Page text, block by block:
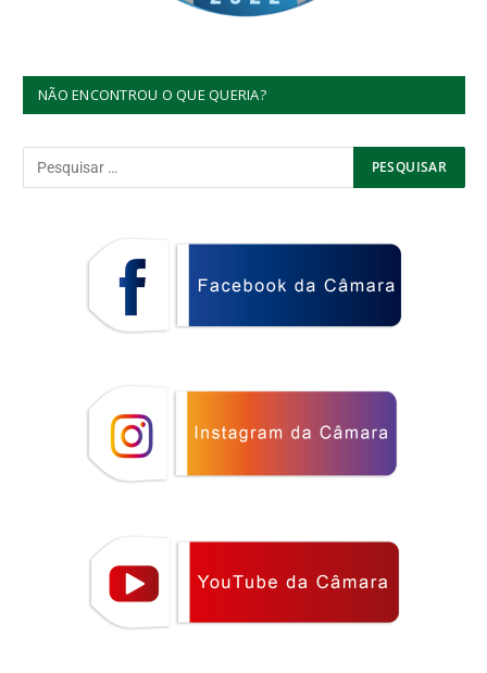
NÃO ENCONTROU O QUE QUERIA?